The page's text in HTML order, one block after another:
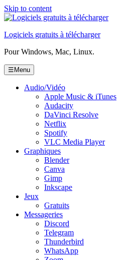
Skip to content
Logiciels gratuits à télécharger
Pour Windows, Mac, Linux.
☰ Menu
Audio/Vidéo
Apple Music & iTunes
Audacity
DaVinci Resolve
Netflix
Spotify
VLC Media Player
Graphiques
Blender
Canva
Gimp
Inkscape
Jeux
Gratuits
Messageries
Discord
Telegram
Thunderbird
WhatsApp